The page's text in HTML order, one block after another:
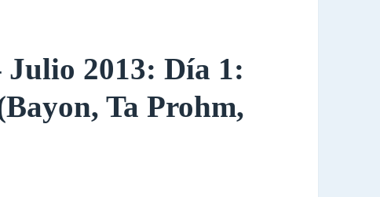
2013: Día 1:
Ta Prohm,